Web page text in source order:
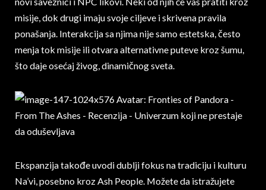
misije, dok drugi imaju svoje ciljeve i skrivena pravila
ponašanja. Interakcija sa njima nije samo estetska, često
menja tok misije ili otvara alternativne puteve kroz šumu,
što daje osećaj živog, dinamičnog sveta.
Ekspanzija takođe uvodi dublji fokus na tradiciju i kulturu
Na’vi, posebno kroz Ash People. Možete da istražujete